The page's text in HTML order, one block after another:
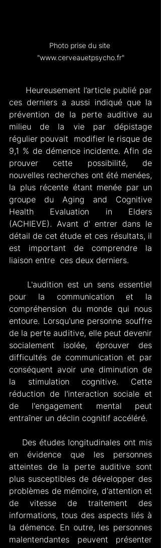
Photo prise du site
"www.cerveauetpsycho.fr"
ces derniers a aussi indiqué que la
prévention de la perte auditive au
milieu de la vie par dépistage
régulier pouvait  modifier le risque de
9,1 % de démence incidente. Afin de
prouver cette possibilité, de
nouvelles recherches ont été menées,
la plus récente étant menée par un
groupe du Aging and Cognitive
Health Evaluation in Elders
(ACHIEVE). Avant d' entrer dans le
détail de cet étude et ces résultats, il
est important de comprendre la
liaison entre  ces deux derniers.
pour la communication et la
compréhension du monde qui nous
entoure. Lorsqu'une personne souffre
de la perte auditive, elle peut devenir
socialement isolée, éprouver des
difficultés de communication et par
conséquent avoir une diminution de
la stimulation cognitive. Cette
réduction de l'interaction sociale et
de l'engagement mental peut
entraîner un déclin cognitif accéléré.
en évidence que les personnes
atteintes de la perte auditive sont
plus susceptibles de développer des
problèmes de mémoire, d'attention et
de vitesse de traitement des
informations, tous des aspects liés à
la démence. En outre, les personnes
malentendantes peuvent présenter